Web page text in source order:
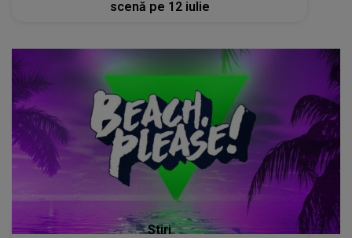
scenă pe 12 iulie
Stiri